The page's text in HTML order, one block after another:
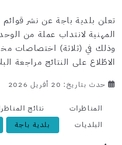
تعلن بلدية باجة عن نشر قوائم
المهنية لانتداب عملة من
وذلك في (ثلاثة) اختصاصات
الاطّلاع على النتائج مراجعة
حدث بتاريخ: 20 أفريل 2026
المناظرات نتائج
البلديات
بلدية باجة